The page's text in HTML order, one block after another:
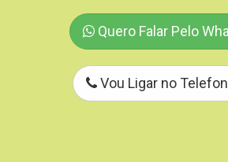
Quero Falar Pelo
Vou Ligar no